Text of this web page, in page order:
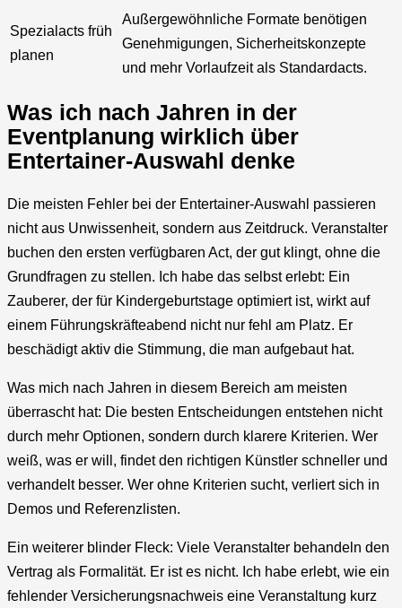
Spezialacts früh
planen
Außergewöhnliche Formate benötigen
Genehmigungen, Sicherheitskonzepte
und mehr Vorlaufzeit als Standardacts.
Was ich nach Jahren in der
Eventplanung wirklich über
Entertainer-Auswahl denke
Die meisten Fehler bei der Entertainer-Auswahl passieren
nicht aus Unwissenheit, sondern aus Zeitdruck. Veranstalter
buchen den ersten verfügbaren Act, der gut klingt, ohne die
Grundfragen zu stellen. Ich habe das selbst erlebt: Ein
Zauberer, der für Kindergeburtstage optimiert ist, wirkt auf
einem Führungskräfteabend nicht nur fehl am Platz. Er
beschädigt aktiv die Stimmung, die man aufgebaut hat.
Was mich nach Jahren in diesem Bereich am meisten
überrascht hat: Die besten Entscheidungen entstehen nicht
durch mehr Optionen, sondern durch klarere Kriterien. Wer
weiß, was er will, findet den richtigen Künstler schneller und
verhandelt besser. Wer ohne Kriterien sucht, verliert sich in
Demos und Referenzlisten.
Ein weiterer blinder Fleck: Viele Veranstalter behandeln den
Vertrag als Formalität. Er ist es nicht. Ich habe erlebt, wie ein
fehlender Versicherungsnachweis eine Veranstaltung kurz